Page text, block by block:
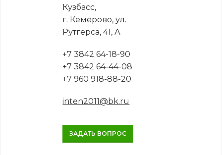
Кузбасс,
г. Кемерово, ул.
Рутгерса, 41, А
+7 3842 64-18-90
+7 3842 64-44-08
+7 960 918-88-20
inten2011@bk.ru
ЗАДАТЬ ВОПРОС